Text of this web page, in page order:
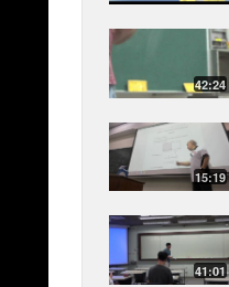
42:24
15:19
41:01